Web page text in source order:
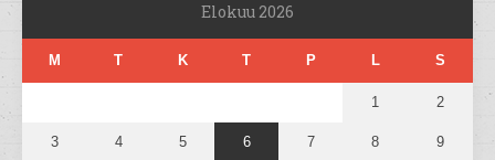
Elokuu 2026
M T K T P L S
1 2
3 4 5 6 7 8 9